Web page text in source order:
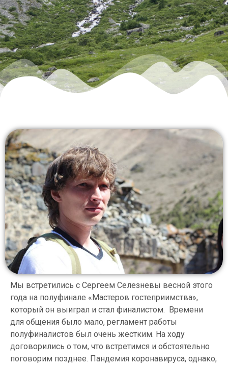
Мы встретились с Сергеем Селезневы весной этого
года на полуфинале «Мастеров гостеприимства»,
который он выиграл и стал финалистом. Времени
для общения было мало, регламент работы
полуфиналистов был очень жестким. На ходу
договорились о том, что встретимся и обстоятельно
поговорим позднее. Пандемия коронавируса, однако,